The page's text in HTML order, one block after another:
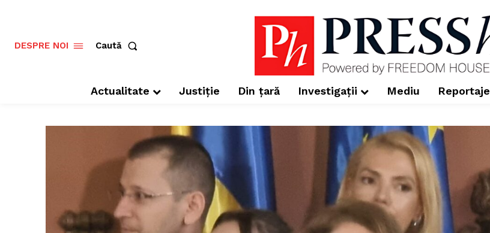
DESPRE NOI Caută
Actualitate Justiție Din țară Investigații Mediu Reportaje